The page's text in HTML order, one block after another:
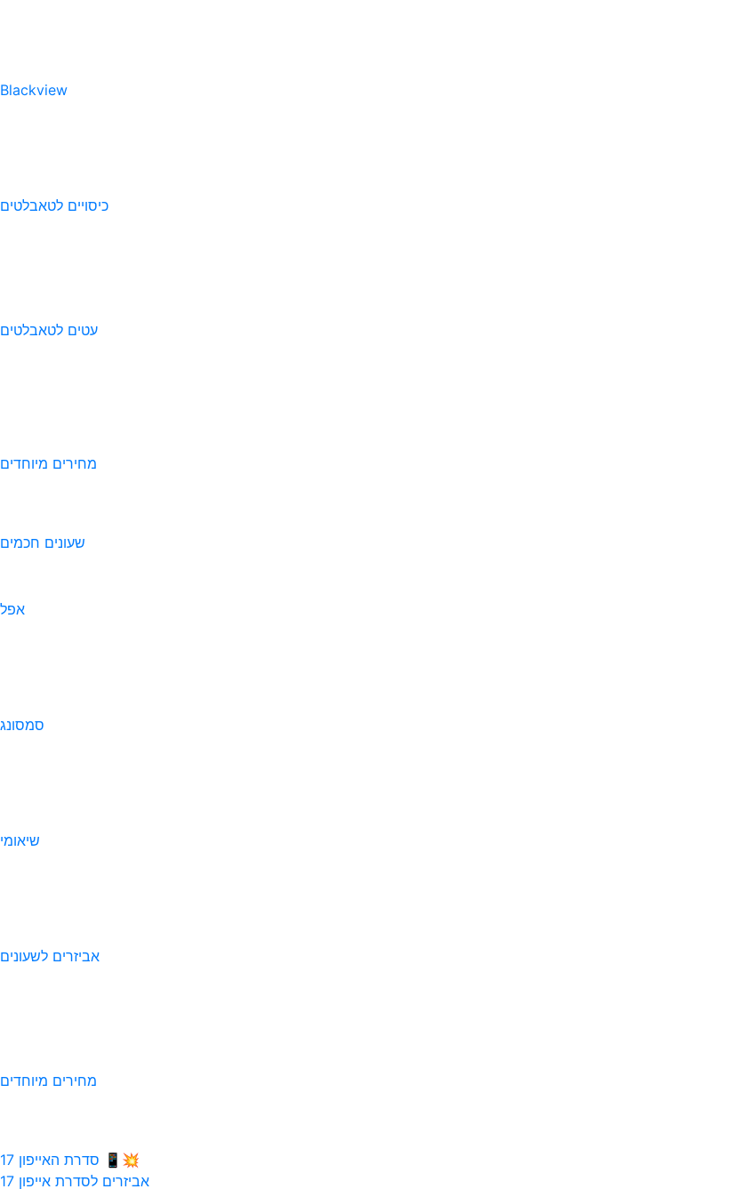
Blackview
כיסויים לטאבלטים
עטים לטאבלטים
מחירים מיוחדים
שעונים חכמים
אפל
סמסונג
שיאומי
אביזרים לשעונים
מחירים מיוחדים
💥📱 סדרת האייפון 17
אביזרים לסדרת אייפון 17